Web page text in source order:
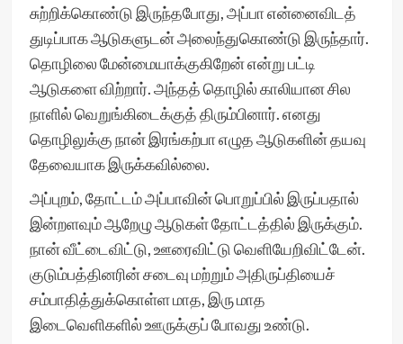
சுற்றிக்கொண்டு இருந்தபோது, அப்பா என்னைவிடத்
துடிப்பாக ஆடுகளுடன் அலைந்துகொண்டு இருந்தார்.
தொழிலை மேன்மையாக்குகிறேன் என்று பட்டி
ஆடுகளை விற்றார். அந்தத் தொழில் காலியான சில
நாளில் வெறுங்கிடைக்குத் திரும்பினார். எனது
தொழிலுக்கு நான் இரங்கற்பா எழுத ஆடுகளின் தயவு
தேவையாக இருக்கவில்லை.
அப்புறம், தோட்டம் அப்பாவின் பொறுப்பில் இருப்பதால்
இன்றளவும் ஆறேழு ஆடுகள் தோட்டத்தில் இருக்கும்.
நான் வீட்டைவிட்டு, ஊரைவிட்டு வெளியேறிவிட்டேன்.
குடும்பத்தினரின் சடைவு மற்றும் அதிருப்தியைச்
சம்பாதித்துக்கொள்ள மாத, இரு மாத
இடைவெளிகளில் ஊருக்குப் போவது உண்டு.